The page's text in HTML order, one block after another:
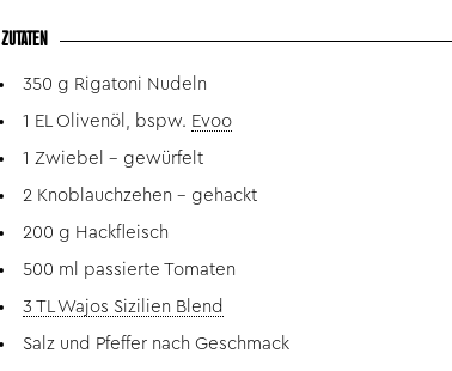
ZUTATEN
350 g Rigatoni Nudeln
1 EL Olivenöl, bspw. Evoo
1 Zwiebel - gewürfelt
2 Knoblauchzehen - gehackt
200 g Hackfleisch
500 ml passierte Tomaten
3 TL Wajos Sizilien Blend
Salz und Pfeffer nach Geschmack